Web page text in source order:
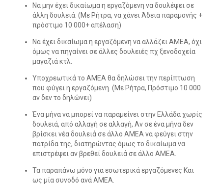
Να μην έχει δικαίωμα η εργαζόμενη να δουλέψει σε
άλλη δουλειά. (Με Ρήτρα, να χάνει Άδεια παραμονής +
πρόστιμο 10 000+ απέλαση)
Να έχει δικαίωμα η εργαζόμενη να αλλάζει ΑΜΕΑ, όχι
όμως να πηγαίνει σε άλλες δουλειές πχ ξενοδοχεία
μαγαζιά κτλ.
Υποχρεωτικά το ΑΜΕΑ θα δηλώσει την περίπτωση
που φύγει η εργαζόμενη. (Με Ρήτρα, Πρόστιμο 10 000
αν δεν το δηλώνει)
Ένα μήνα να μπορεί να παραμείνει στην Ελλάδα χωρίς
δουλειά, από αλλαγή σε αλλαγή, Αν σε ένα μήνα δεν
βρίσκει νέα δουλειά σε άλλο ΑΜΕΑ να φεύγει στην
πατρίδα της, διατηρώντας όμως το δικαίωμα να
επιστρέψει αν βρεθεί δουλειά σε άλλο ΑΜΕΑ.
Τα παραπάνω μόνο για εσωτερικά εργαζόμενες Και
ως μία συνοδό ανά ΑΜΕΑ.